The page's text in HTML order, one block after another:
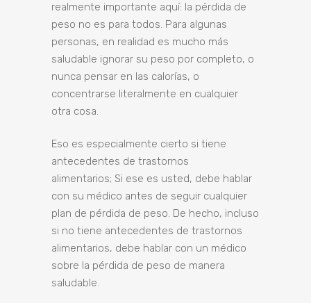
realmente importante aquí: la pérdida de
peso no es para todos. Para algunas
personas, en realidad es mucho más
saludable ignorar su peso por completo, o
nunca pensar en las calorías, o
concentrarse literalmente en cualquier
otra cosa.
Eso es especialmente cierto si tiene
antecedentes de trastornos
alimentarios; Si ese es usted, debe hablar
con su médico antes de seguir cualquier
plan de pérdida de peso. De hecho, incluso
si no tiene antecedentes de trastornos
alimentarios, debe hablar con un médico
sobre la pérdida de peso de manera
saludable.